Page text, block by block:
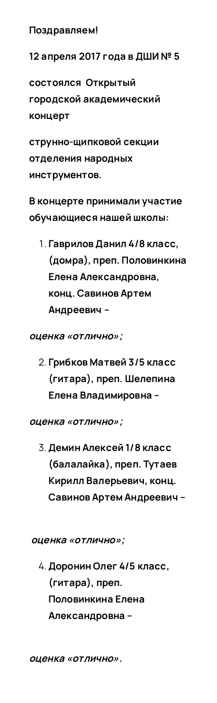
О ПРИЕМЕ
КОНТАКТЫ
ОТЗЫВЫ
Поздравляем!
12 апреля 2017 года в ДШИ № 5
состоялся Открытый
городской академический
концерт
струнно-щипковой секции
отделения народных
инструментов.
В концерте принимали участие
обучающиеся нашей школы:
Гаврилов Данил 4/8 класс,
(домра), преп. Половинкина
Елена Александровна,
конц. Савинов Артем
Андреевич –
оценка «отлично»;
Грибков Матвей 3/5 класс
(гитара), преп. Шелепина
Елена Владимировна –
оценка «отлично»;
Демин Алексей 1/8 класс
(балалайка), преп. Тутаев
Кирилл Валерьевич, конц.
Савинов Артем Андреевич –
оценка «отлично»;
Доронин Олег 4/5 класс,
(гитара), преп.
Половинкина Елена
Александровна –
оценка «отлично».